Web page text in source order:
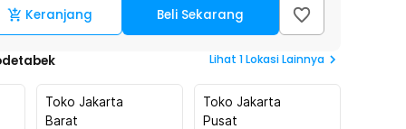
Keranjang Beli Sekarang
Lihat 1Lokasi Lainnya
Toko Jakarta
Barat
Toko Jakarta
Pusat